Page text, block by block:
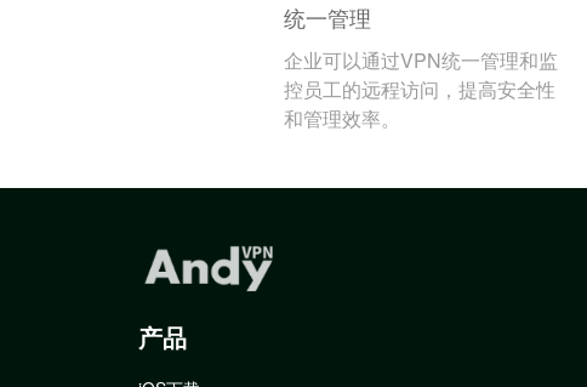
统一管理
企业可以通过VPN统一管理和监
控员工的远程访问，提高安全性
和管理效率。
产品